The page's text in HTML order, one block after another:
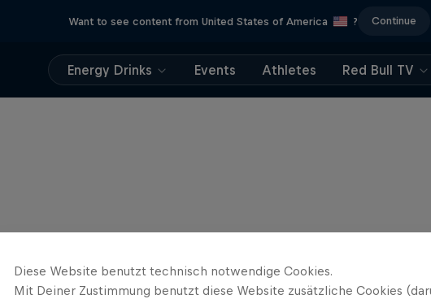
Want to see content from United States of America ? Continue
Energy Drinks Events Athletes Red Bull TV
Diese Website benutzt technisch notwendige Cookies.
Mit Deiner Zustimmung benutzt diese Website zusätzliche Cookies